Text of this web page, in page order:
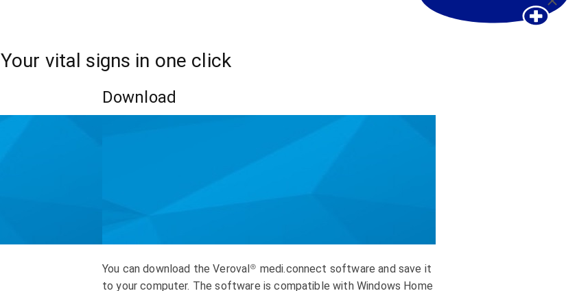
Your vital signs in one click
Download
You can download the Veroval® medi.connect software and save it
to your computer. The software is compatible with Windows Home